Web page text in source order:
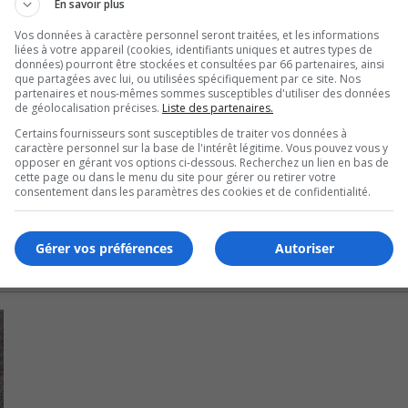
réussi à introduire un nouveau matériau novateur plus
de production.
formation spécifique auprès de centaines de
de CHSLD.
En savoir plus
Vos données à caractère personnel seront traitées, et les informations
liées à votre appareil (cookies, identifiants uniques et autres types de
données) pourront être stockées et consultées par 66 partenaires, ainsi
que partagées avec lui, ou utilisées spécifiquement par ce site. Nos
partenaires et nous-mêmes sommes susceptibles d'utiliser des données
de géolocalisation précises. Liste des partenaires.
Certains fournisseurs sont susceptibles de traiter vos données à
caractère personnel sur la base de l'intérêt légitime. Vous pouvez vous y
opposer en gérant vos options ci-dessous. Recherchez un lien en bas de
cette page ou dans le menu du site pour gérer ou retirer votre
consentement dans les paramètres des cookies et de confidentialité.
Autoriser
Gérer vos préférences